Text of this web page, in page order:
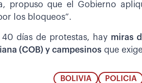
propuso que el Gobierno
los bloqueos”.
40 días de protestas, hay miras
(COB) y campesinos que
BOLIVIA POLICIA